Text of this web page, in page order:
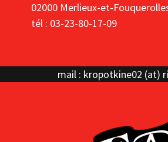
02000 Merlieux-et-
tél : 03-23-80-17-09
mail : kropotkine02 (at)